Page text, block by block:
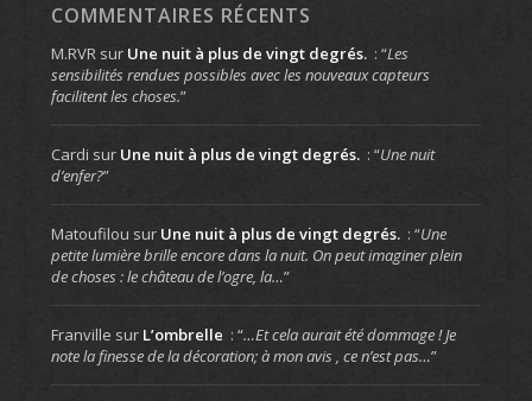
COMMENTAIRES RÉCENTS
M.RVRsur Une nuit à plus de vingt degrés. : “Les
sensibilités rendues possibles avec les nouveaux capteurs
facilitent les choses.”
Cardi sur Une nuit à plus de vingt degrés. : “Une nuit
d’enfer?”
Matoufilou sur Une nuit à plus de vingt degrés. : “Une
petite lumière brille encore dans la nuit. On peut imaginer plein
de choses : le château de l’ogre, la…”
Franville sur L’ombrelle : “…Et cela aurait été dommage ! Je
note la finesse de la décoration; à mon avis , ce n’est pas…”